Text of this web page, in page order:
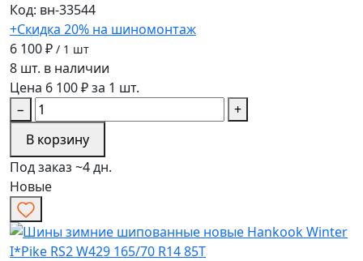
Код: вн-33544
+Скидка 20% на шиномонтаж
6 100 ₽ / 1 шт
8 шт. в наличии
Цена 6 100 ₽ за 1 шт.
−
+
В корзину
Под заказ ~4 дн.
Новые